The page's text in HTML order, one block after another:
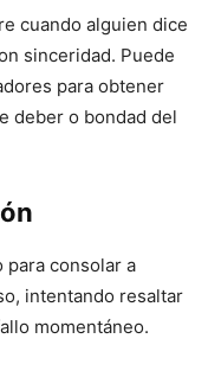
cuando alguien dice
sinceridad. Puede
para obtener
deber o bondad del
para consolar a
intentando resaltar
momentáneo.